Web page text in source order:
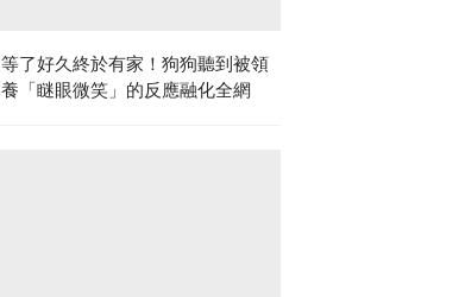
等了好久終於有家！狗狗聽到被領
養「瞇眼微笑」的反應融化全網